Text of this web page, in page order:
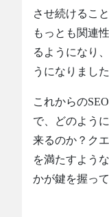
させ続けるこ
もっとも関連
るようになり
うになりました
これからの
で、どのよう
来るのか？ク
を満たすよう
かが鍵を握って